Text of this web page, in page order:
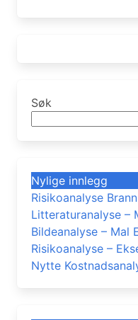
Søk
Nylige innlegg
Risikoanalyse
Litteraturanalyse –
Bildeanalyse – Mal
Risikoanalyse –
Nytte